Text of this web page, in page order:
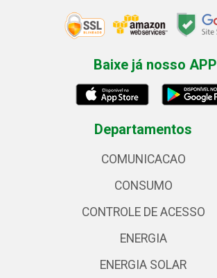
Baixe já nosso APP
Departamentos
COMUNICACAO
CONSUMO
CONTROLE DE ACESSO
ENERGIA
ENERGIA SOLAR